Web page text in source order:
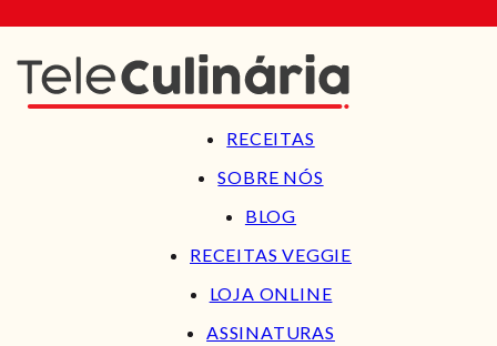
RECEITAS
SOBRE NÓS
BLOG
RECEITAS VEGGIE
LOJA ONLINE
ASSINATURAS